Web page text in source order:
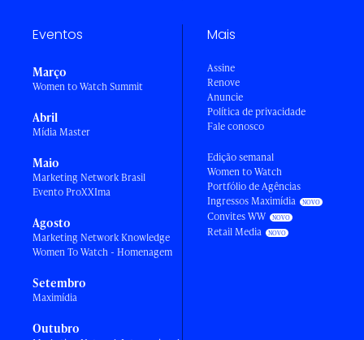
Eventos
Março
Women to Watch Summit
Abril
Mídia Master
Maio
Marketing Network Brasil
Evento ProXXIma
Agosto
Marketing Network Knowledge
Women To Watch - Homenagem
Setembro
Maximídia
Outubro
Mais
Assine
Renove
Anuncie
Política de privacidade
Fale conosco
Edição semanal
Women to Watch
Portfólio de Agências
Ingressos Maximídia
Convites WW
Retail Media